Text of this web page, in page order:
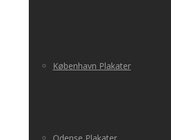
København Plakater